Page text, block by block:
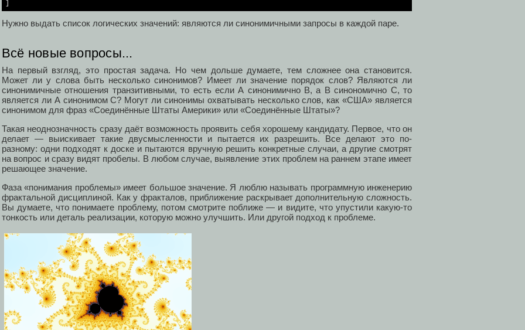
Нужно выдать список логических значений: являются ли синонимичными запросы в каждой паре.
Всё новые вопросы...
На первый взгляд, это простая задача. Но чем дольше думаете, тем сложнее она становится.
Может ли у слова быть несколько синонимов? Имеет ли значение порядок слов? Являются ли
синонимичные отношения транзитивными, то есть если А синонимично B, а B синономично С, то
является ли А синонимом С? Могут ли синонимы охватывать несколько слов, как «США» является
синонимом для фраз «Соединённые Штаты Америки» или «Соединённые Штаты»?
Такая неоднозначность сразу даёт возможность проявить себя хорошему кандидату. Первое, что он
делает — выискивает такие двусмысленности и пытается их разрешить. Все делают это по-
разному: одни подходят к доске и пытаются вручную решить конкретные случаи, а другие смотрят
на вопрос и сразу видят пробелы. В любом случае, выявление этих проблем на раннем этапе имеет
решающее значение.
Фаза «понимания проблемы» имеет большое значение. Я люблю называть программную инженерию
фрактальной дисциплиной. Как у фракталов, приближение раскрывает дополнительную сложность.
Вы думаете, что понимаете проблему, потом смотрите поближе — и видите, что упустили какую-то
тонкость или деталь реализации, которую можно улучшить. Или другой подход к проблеме.